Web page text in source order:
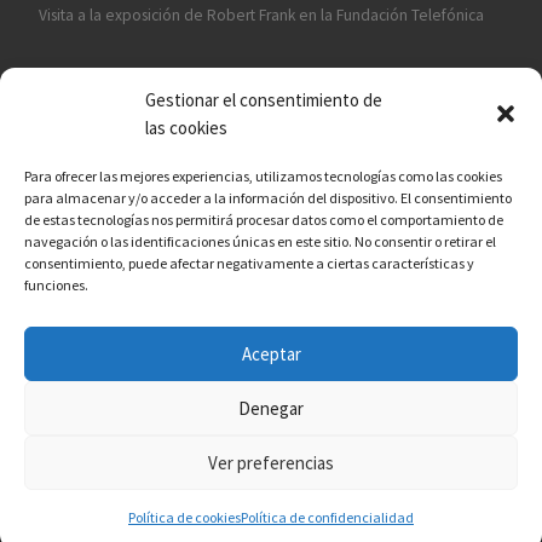
Gestionar el consentimiento de
las cookies
Para ofrecer las mejores experiencias, utilizamos tecnologías como las cookies
para almacenar y/o acceder a la información del dispositivo. El consentimiento
de estas tecnologías nos permitirá procesar datos como el comportamiento de
navegación o las identificaciones únicas en este sitio. No consentir o retirar el
consentimiento, puede afectar negativamente a ciertas características y
funciones.
Aceptar
Denegar
Ver preferencias
Política de cookiesPolítica de confidencialidad
Visita a la exposición de Robert Frank en la Fundación Telefónica
¡ASÓCIATE A CÁMARA EN MANO!
© 2026Asociación fotográfica Cámara en mano– Todos los
derechos reservados